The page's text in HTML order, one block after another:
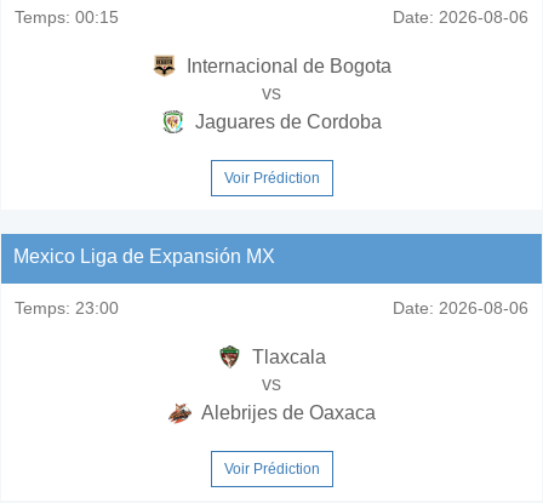
Temps: 00:15 Date: 2026-08-06
Internacional de Bogota
vs
Jaguares de Cordoba
Voir Prédiction
Mexico Liga de Expansión MX
Temps: 23:00 Date: 2026-08-06
Tlaxcala
vs
Alebrijes de Oaxaca
Voir Prédiction